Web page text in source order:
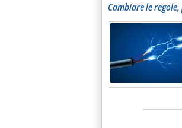
Cambiare le